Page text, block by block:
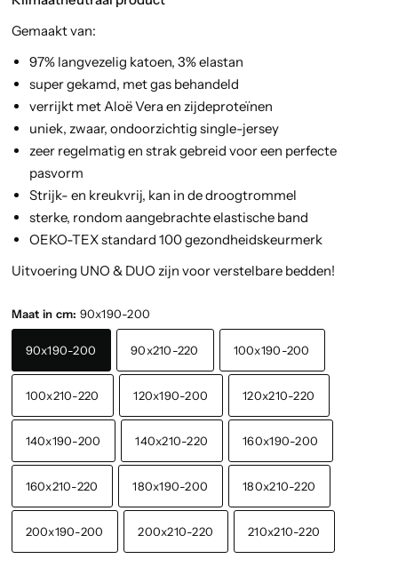
Gemaakt van:
97% langvezelig katoen, 3% elastan
super gekamd, met gas behandeld
verrijkt met Aloë Vera en zijdeproteïnen
uniek, zwaar, ondoorzichtig single-jersey
zeer regelmatig en strak gebreid voor een perfecte
pasvorm
Strijk- en kreukvrij, kan in de droogtrommel
sterke, rondom aangebrachte elastische band
OEKO-TEX standard 100gezondheidskeurmerk
Uitvoering UNO & DUO zijn voor verstelbare bedden!
Maat in cm: 90x190-200
90x190-200 90x210-220 100x190-200
100x210-220 120x190-200 120x210-220
140x190-200 140x210-220 160x190-200
160x210-220 180x190-200 180x210-220
200x190-200 200x210-220 210x210-220